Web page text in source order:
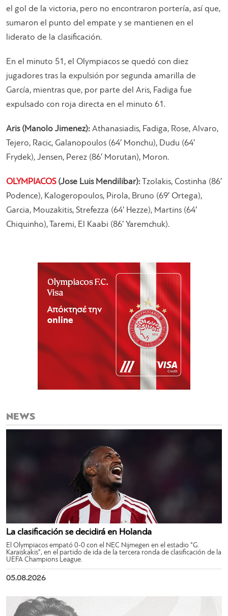
el gol de la victoria, pero no encontraron portería, así que,
sumaron el punto del empate y se mantienen en el
liderato de la clasificación.
En el minuto 51, el Olympiacos se quedó con diez
jugadores tras la expulsión por segunda amarilla de
García, mientras que, por parte del Aris, Fadiga fue
expulsado con roja directa en el minuto 61.
Aris (Manolo Jimenez): Athanasiadis, Fadiga, Rose, Alvaro,
Tejero, Racic, Galanopoulos (64′ Monchu), Dudu (64′
Frydek), Jensen, Perez (86′ Morutan), Moron.
OLYMPIACOS(Jose Luis Mendilibar): Tzolakis, Costinha (86′
Podence), Kalogeropoulos, Pirola, Bruno (69′ Ortega),
Garcia, Mouzakitis, Strefezza (64′ Hezze), Martins (64′
Chiquinho), Taremi, El Kaabi (86′ Yaremchuk).
NEWS
La clasificación se decidirá en Holanda
El Olympiacos empató 0-0 con el NEC Nijmegen en el estadio “G.
Karaiskakis”, en el partido de ida de la tercera ronda de clasificación de la
UEFA Champions League.
05.08.2026